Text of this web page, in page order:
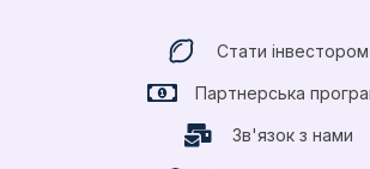
Стати інвестором
Партнерська
Зв'язок з нами